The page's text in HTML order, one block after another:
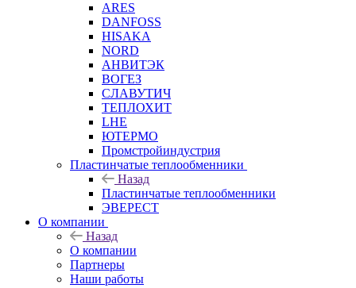
ARES
DANFOSS
HISAKA
NORD
АНВИТЭК
ВОГЕЗ
СЛАВУТИЧ
ТЕПЛОХИТ
LHE
ЮТЕРМО
Промстройиндустрия
Пластинчатые теплообменники
Назад
Пластинчатые теплообменники
ЭВЕРЕСТ
О компании
Назад
О компании
Партнеры
Наши работы